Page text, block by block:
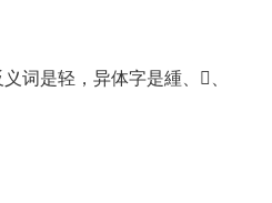
词是轻，异体字是緟、𡍴、